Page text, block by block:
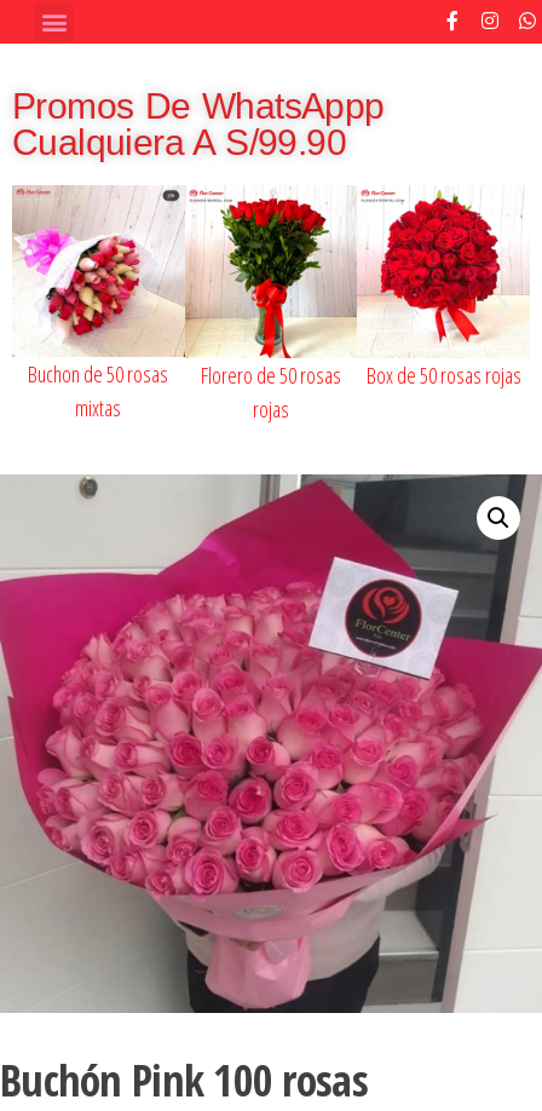
Promos De WhatsAppp
Cualquiera A S/99.90
Buchon de 50 rosas
mixtas
Florero de 50 rosas
rojas
Box de 50 rosas rojas
Buchón Pink 100 rosas